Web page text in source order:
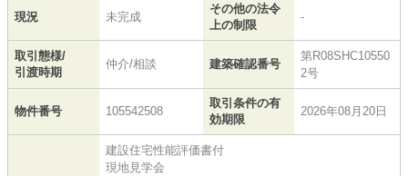
現況 未完成
その他の法令
上の制限
-
取引態様/
引渡時期
仲介/相談 建築確認番号
第R08SHC10550
2号
物件番号 105542508
取引条件の有
効期限
2026年08月20日
建設住宅性能評価書付
現地見学会